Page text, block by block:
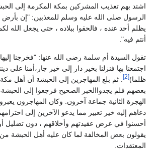
اشتد بهم تعذيب المشركين بمكة المكرمة إلى
الرسول صلى الله عليه وسلم للمعذبين: "إن بأرض
يظلم أحد عنده ، فالحقوا ببلاده ، حتى يجعل الله
أنتم فيه".
تقول السيدة أم سلمة رضى الله عنها: "فخرجنا
اجتمعنا بها فنزلنا بخير دار إلى خير جار،أمنا على
ظلما)[2]
. ثم بلغ المهاجرين إلى الحبشة أن أهل
بعضهم فلم يجدواالخبر الصحيح فرجعوا إلى
الهجرة الثانية جماعة آخرون. وكان المهاجرون
دعاهم إليه خير تعبير مما يدعو الآخرين إلى
أحسنوا في عرض عقيدتهم وأخلاقهم ، دون تضليل
يقولون بعض المخالفة لما كان عليه أهل الحبشة
المعتقدات.